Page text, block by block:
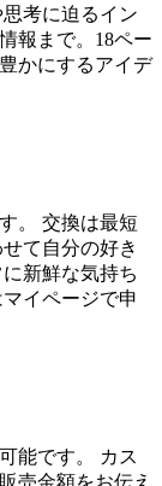
考に迫るイン
報まで。18ペー
かにするアイデ
。 交換は最短
て自分の好き
新鮮な気持ち
イページで申
能です。 カス
売金額をお伝え